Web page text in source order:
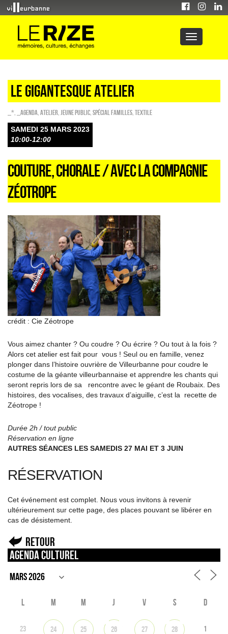
Le Gigantesque atelier
_* _Agenda Atelier Jeune public Spécial familles Textile
SAMEDI 25 MARS 2023
10:00-12:00
COUTURE, CHORALE / AVEC LA COMPAGNIE
ZÉOTROPE
crédit : Cie Zéotrope
Vous aimez chanter ? Ou coudre ? Ou écrire ? Ou tout à la fois ?
Alors cet atelier est fait pour vous ! Seul ou en famille, venez
plonger dans l’histoire ouvrière de Villeurbanne pour coudre le
costume de la géante villeurbannaise et apprendre les chants qui
seront repris lors de sa rencontre avec le géant de Roubaix. Des
histoires, des vocalises, des travaux d’aiguille, c’est la recette de
Zéotrope !
Durée 2h / tout public
Réservation en ligne
AUTRES SÉANCES LES SAMEDIS 27 MAI ET 3 JUIN
RÉSERVATION
Cet événement est complet. Nous vous invitons à revenir
ultérieurement sur cette page, des places pouvant se libérer en
cas de désistement.
Retour
Agenda culturel
L M M J V S D
23 24 25 26 27 28 1